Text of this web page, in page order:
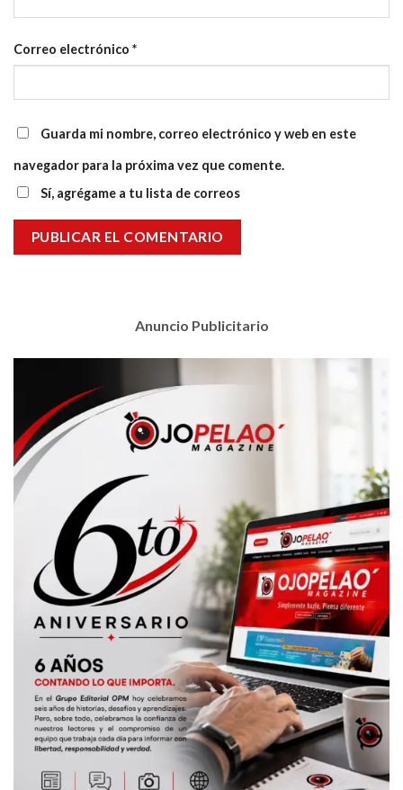
Correo electrónico *
Guarda mi nombre, correo electrónico y web en este
navegador para la próxima vez que comente.
Sí, agrégame a tu lista de correos
Anuncio Publicitario